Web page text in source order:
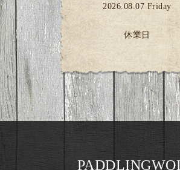
2026.08.07 Friday
休業日